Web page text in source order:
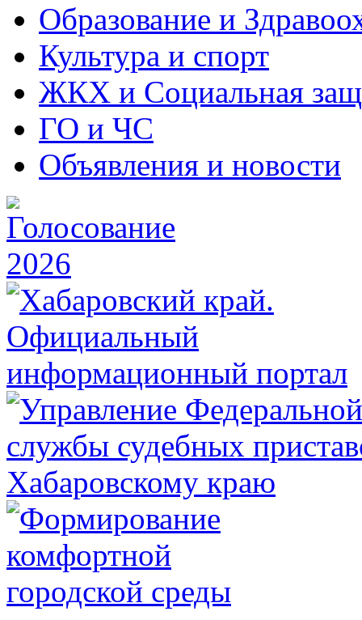
Образование и
Культура и спорт
ЖКХ и Социальная
ГО и ЧС
Объявления и новости